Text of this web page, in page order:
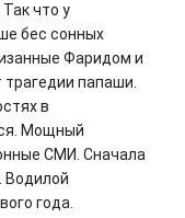
что у
бес сонных
Фаридом и
папаши.
в
Мощный
СМИ. Сначала
Водилой
года.